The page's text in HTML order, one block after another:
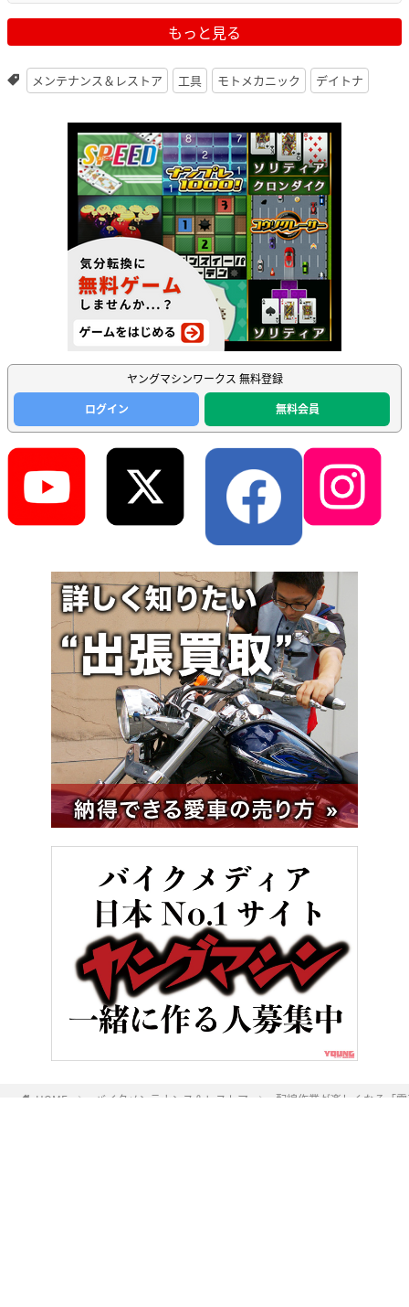
もっと見る
メンテナンス＆レストア 工具 モトメカニック デイトナ
ヤングマシンワークス 無料登録
ログイン
無料会員
HOME バイクメンテナンス＆レストア 配線作業が楽しくなる「